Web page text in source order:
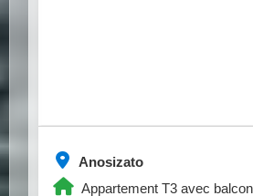
Anosizato
Appartement T3 avec